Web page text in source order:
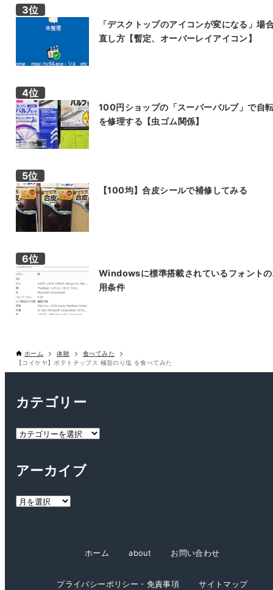
「デスクトップのアイコンが変になる」場
直し方【暫定、オーバーレイアイコン】
100円ショップの「スーパーバルブ」で自
を修理する【虫ゴム関係】
【100均】合皮シールで補修してみる
Windowsに標準搭載されているフォント
用条件
ホーム 体験
食べてみた
【コイケヤ】ポテトチップス 極旨のり塩 を食べてみた
カテゴリー
カ
リ
アーカイブ
ア
ホーム about お問い合わせ
プライバシーポリシー・免責事項 サイトマップ